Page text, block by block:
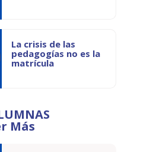
La crisis de las
pedagogías no es la
matrícula
Más